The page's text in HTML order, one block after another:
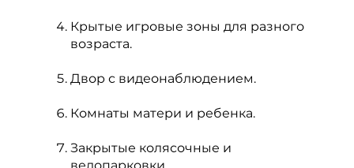
Крытые игровые зоны для разного
возраста.
Двор с видеонаблюдением.
Комнаты матери и ребенка.
Закрытые колясочные и